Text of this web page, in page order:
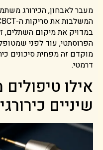
מעבר לאבחון, הכירורג
במדויק את מיקום השתלים,
הפרוסתטי, עוד לפני
מוקדם זה מפחית סיכונים
דרמטי.
אילו
שיניים